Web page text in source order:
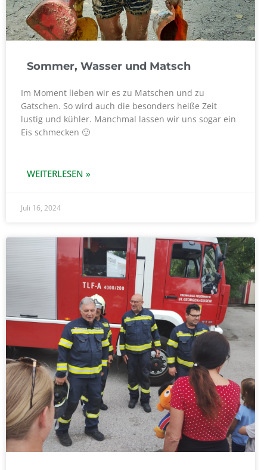
Sommer, Wasser und Matsch
Im Moment lieben wir es zu Matschen und zu
Gatschen. So wird auch die besonders heiße Zeit
lustig und kühler. Manchmal lassen wir uns sogar ein
Eis schmecken 🙂
WEITERLESEN »
Juli 16, 2024